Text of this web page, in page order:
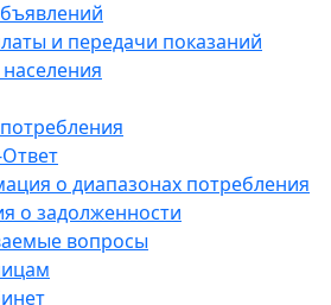
и передачи показаний
о диапазонах потребления
о задолженности
вопросы